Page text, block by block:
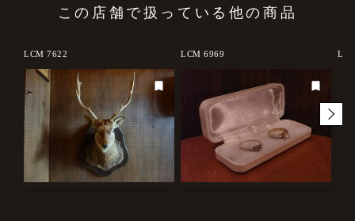
この店舗で扱っている他の商品
LCM 7622 LCM 6969